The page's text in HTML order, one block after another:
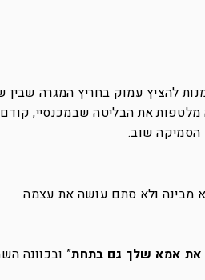
להציץ עמוק בחריץ המגרה שבין
את הבליטה שבמכנסיי, קודם
הסמיקה שוב.
מבינה ולא סתם עושה את עצמה.
את אמא שלך גם בתחת” ובכוונה